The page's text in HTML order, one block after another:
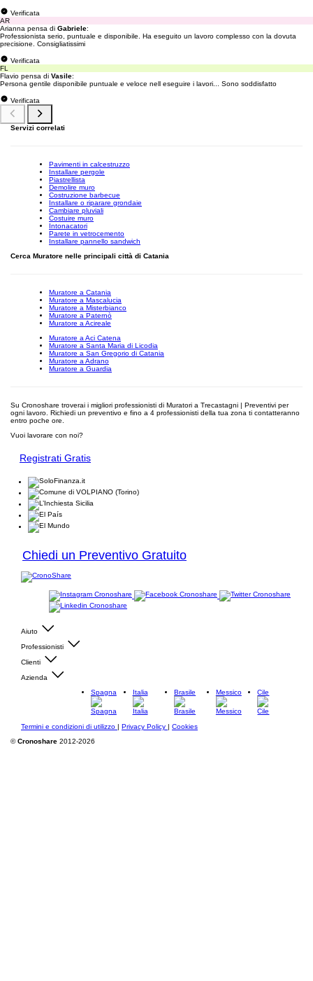
Verificata
AR
Arianna pensa di Gabriele:
Professionista serio, puntuale e disponibile. Ha eseguito un lavoro complesso con la dovuta
precisione. Consigliatissimi
Verificata
FL
Flavio pensa di Vasile:
Persona gentile disponibile puntuale e veloce nell eseguire i lavori... Sono soddisfatto
Verificata
Servizi correlati
Pavimenti in calcestruzzo
Installare pergole
Piastrellista
Demolire muro
Costruzione barbecue
Installare o riparare grondaie
Cambiare pluviali
Costuire muro
Intonacatori
Parete in vetrocemento
Installare pannello sandwich
Cerca Muratore nelle principali città di Catania
Muratore a Catania
Muratore a Mascalucia
Muratore a Misterbianco
Muratore a Paternò
Muratore a Acireale
Muratore a Aci Catena
Muratore a Santa Maria di Licodia
Muratore a San Gregorio di Catania
Muratore a Adrano
Muratore a Guardia
Su Cronoshare troverai i migliori professionisti di Muratori a Trecastagni | Preventivi per
ogni lavoro. Richiedi un preventivo e fino a 4 professionisti della tua zona ti contatteranno
entro poche ore.
Vuoi lavorare con noi?
Registrati Gratis
Chiedi un Preventivo Gratuito
Aiuto
Professionisti
Clienti
Azienda
Spagna
Italia Brasile Messico Cile
Termini e condizioni di utilizzo | Privacy Policy | Cookies
©Cronoshare 2012-2026